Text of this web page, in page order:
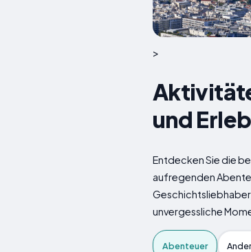
>
und
Entdecken Sie die
aufregenden
unvergessliche
Abenteuer